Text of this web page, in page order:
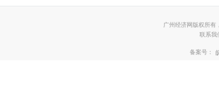
广州经济网版权所有
联系我
备案号：